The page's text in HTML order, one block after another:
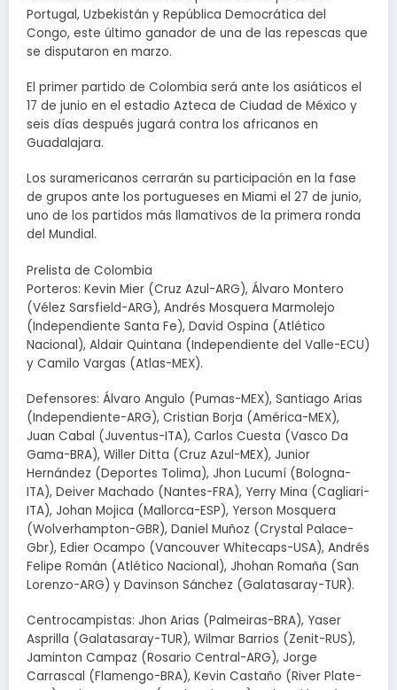
Portugal, Uzbekistán y República Democrática del
Congo, este último ganador de una de las repescas que
se disputaron en marzo.
El primer partido de Colombia será ante los asiáticos el
17 de junio en el estadio Azteca de Ciudad de México y
seis días después jugará contra los africanos en
Guadalajara.
Los suramericanos cerrarán su participación en la fase
de grupos ante los portugueses en Miami el 27 de junio,
uno de los partidos más llamativos de la primera ronda
del Mundial.
Prelista de Colombia
Porteros: Kevin Mier (Cruz Azul-ARG), Álvaro Montero
(Vélez Sarsfield-ARG), Andrés Mosquera Marmolejo
(Independiente Santa Fe), David Ospina (Atlético
Nacional), Aldair Quintana (Independiente del Valle-ECU)
y Camilo Vargas (Atlas-MEX).
Defensores: Álvaro Angulo (Pumas-MEX), Santiago Arias
(Independiente-ARG), Cristian Borja (América-MEX),
Juan Cabal (Juventus-ITA), Carlos Cuesta (Vasco Da
Gama-BRA), Willer Ditta (Cruz Azul-MEX), Junior
Hernández (Deportes Tolima), Jhon Lucumí (Bologna-
ITA), Deiver Machado (Nantes-FRA), Yerry Mina (Cagliari-
ITA), Johan Mojica (Mallorca-ESP), Yerson Mosquera
(Wolverhampton-GBR), Daniel Muñoz (Crystal Palace-
Gbr), Edier Ocampo (Vancouver Whitecaps-USA), Andrés
Felipe Román (Atlético Nacional), Jhohan Romaña (San
Lorenzo-ARG) y Davinson Sánchez (Galatasaray-TUR).
Centrocampistas: Jhon Arias (Palmeiras-BRA), Yaser
Asprilla (Galatasaray-TUR), Wilmar Barrios (Zenit-RUS),
Jaminton Campaz (Rosario Central-ARG), Jorge
Carrascal (Flamengo-BRA), Kevin Castaño (River Plate-